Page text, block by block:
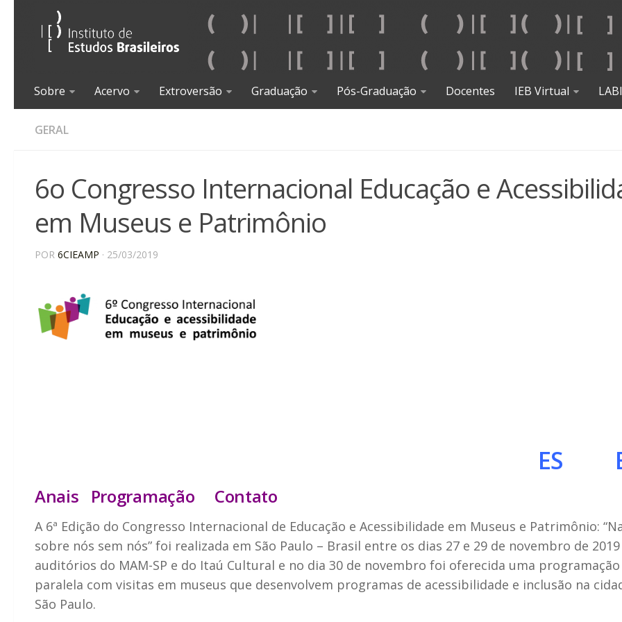
Sobre Acervo Extroversão Graduação Pós-Graduação Docentes IEB Virtual
GERAL
6o Congresso Internacional Educação e
em Museus e Patrimônio
POR 6CIEAMP · 25/03/2019
ES
Anais Programação Contato
A 6ª Edição do Congresso Internacional de Educação e Acessibilidade em Museus e Patrimônio:
sobre nós sem nós” foi realizada em São Paulo – Brasil entre os dias 27 e 29 de novembro de
auditórios do MAM-SP e do Itaú Cultural e no dia 30 de novembro foi oferecida uma programação
paralela com visitas em museus que desenvolvem programas de acessibilidade e inclusão na
São Paulo.